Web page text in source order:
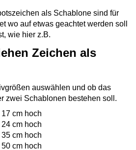
als Schablone sind für
wo auf etwas geachtet werden soll
wie hier z.B.
Zeichen als
auswählen und ob das
zwei Schablonen bestehen soll.
cm hoch
cm hoch
cm hoch
cm hoch